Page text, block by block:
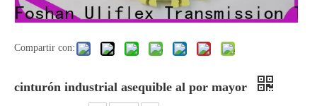
Compartir con:
cinturón industrial asequible al por mayor